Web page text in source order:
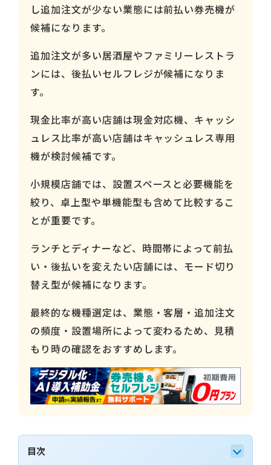
し追加注文が少ない業態には前払い券売機が
候補になります。
追加注文が多い居酒屋やファミリーレストラ
ンには、後払いセルフレジが候補になりま
す。
現金比率が高い店舗は現金対応機、キャッシ
ュレス比率が高い店舗はキャッシュレス専用
機が検討候補です。
小規模店舗では、設置スペースと必要機能を
絞り、卓上型や単機能型も含めて比較するこ
とが重要です。
ランチとディナーなど、時間帯によって前払
い・後払いを変えたい店舗には、モード切り
替え型が候補になります。
最終的な機種選定は、業態・客層・追加注文
の頻度・設置場所によって変わるため、見積
もり時の確認をおすすめします。
目次